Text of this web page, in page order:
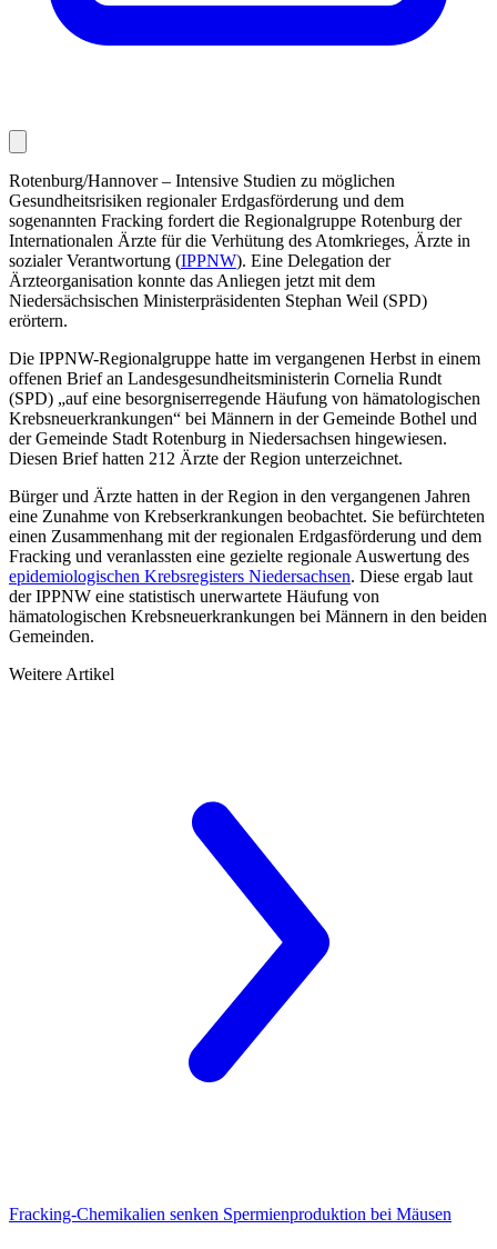
Rotenburg/Hannover – Intensive Studien zu möglichen
Gesundheitsrisiken regionaler Erdgasförderung und dem
sogenannten Fracking fordert die Regionalgruppe Rotenburg der
Internationalen Ärzte für die Verhütung des Atomkrieges, Ärzte in
sozialer Verantwortung (IPPNW). Eine Delegation der
Ärzteorganisation konnte das Anliegen jetzt mit dem
Niedersächsischen Ministerpräsidenten Stephan Weil (SPD)
erörtern.
Die IPPNW-Regionalgruppe hatte im vergangenen Herbst in einem
offenen Brief an Landesgesundheitsministerin Cornelia Rundt
(SPD) „auf eine besorgniserregende Häufung von hämatologischen
Krebsneuerkrankungen“ bei Männern in der Gemeinde Bothel und
der Gemeinde Stadt Rotenburg in Niedersachsen hingewiesen.
Diesen Brief hatten 212 Ärzte der Region unterzeichnet.
Bürger und Ärzte hatten in der Region in den vergangenen Jahren
eine Zunahme von Krebserkrankungen beobachtet. Sie befürchteten
einen Zusammenhang mit der regionalen Erdgasförderung und dem
Fracking und veranlassten eine gezielte regionale Auswertung des
epidemiologischen Krebsregisters Niedersachsen. Diese ergab laut
der IPPNW eine statistisch unerwartete Häufung von
hämatologischen Krebsneuerkrankungen bei Männern in den beiden
Gemeinden.
Weitere Artikel
Fracking-Chemikalien senken Spermienproduktion bei Mäusen